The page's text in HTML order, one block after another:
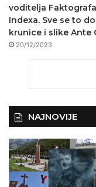
voditelja
Indexa. Sve se to
krunice i slike Ante
20/12/2023
NAJNOVIJE